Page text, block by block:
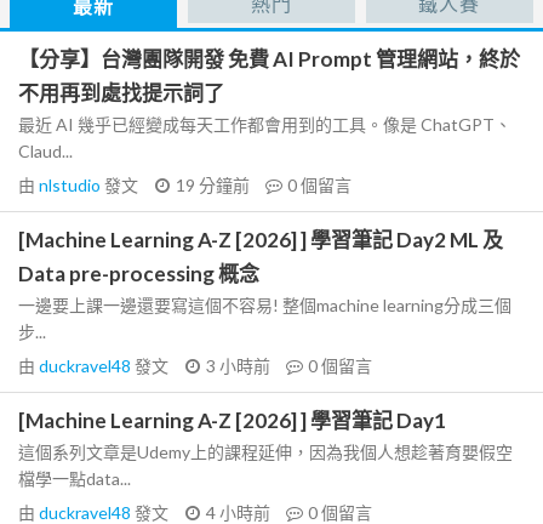
最新
【分享】台灣團隊開發 免費 AI Prompt 管理網站，終於
不用再到處找提示詞了
最近 AI 幾乎已經變成每天工作都會用到的工具。像是 ChatGPT、
Claud...
由 nlstudio 發文 19 分鐘前 0個留言
[Machine Learning A-Z [2026] ] 學習筆記 Day2 ML 及
Data pre-processing 概念
一邊要上課一邊還要寫這個不容易! 整個machine learning分成三個
步...
由 duckravel48 發文 3 小時前 0個留言
[Machine Learning A-Z [2026] ] 學習筆記 Day1
這個系列文章是Udemy上的課程延伸，因為我個人想趁著育嬰假空
檔學一點data...
由 duckravel48 發文 4 小時前 0個留言